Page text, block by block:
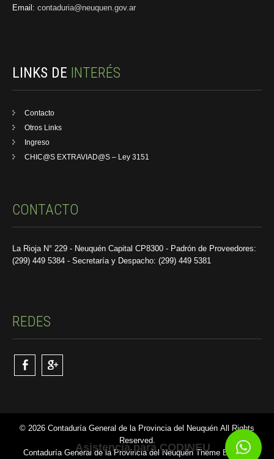
Email: contaduria@neuquen.gov.ar
LINKS DE INTERÉS
Contacto
Otros Links
Ingreso
CHIC@S EXTRAVIAD@S – Ley 3151
CONTACTO
La Rioja N° 229 - Neuquén Capital CP8300 - Padrón de Proveedores:
(299) 449 5384 - Secretaría y Despacho: (299) 449 5381
REDES
© 2026 Contaduría General de la Provincia del Neuquén All Rights
Reserved.
Contaduría General de la Provincia del Neuquén Theme By SKT
Asistencia para CODINEU